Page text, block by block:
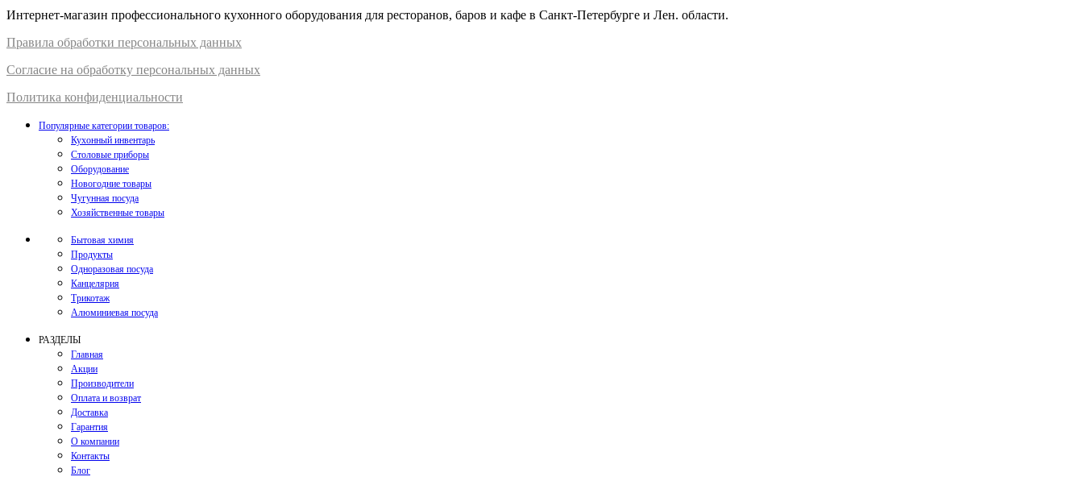
Интернет-магазин профессионального кухонного оборудования для ресторанов, баров и кафе в Санкт-Петербурге и Лен. области.
Правила обработки персональных данных
Согласие на обработку персональных данных
Политика конфиденциальности
Популярные категории товаров:
Кухонный инвентарь
Столовые приборы
Оборудование
Новогодние товары
Чугунная посуда
Хозяйственные товары
Бытовая химия
Продукты
Одноразовая посуда
Канцелярия
Трикотаж
Алюминиевая посуда
РАЗДЕЛЫ
Главная
Акции
Производители
Оплата и возврат
Доставка
Гарантия
О компании
Контакты
Блог